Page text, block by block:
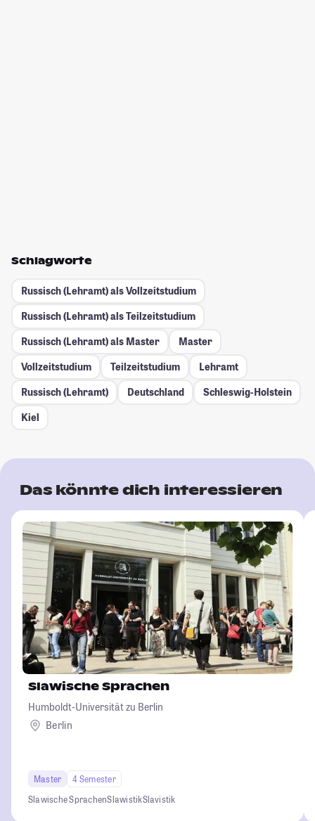
Schlagworte
Russisch (Lehramt) als Vollzeitstudium
Russisch (Lehramt) als Teilzeitstudium
Russisch (Lehramt) als Master
Master
Vollzeitstudium
Teilzeitstudium
Lehramt
Russisch (Lehramt)
Deutschland
Schleswig-Holstein
Kiel
Das könnte dich interessieren
Slawische Sprachen
Humboldt-Universität zu Berlin
Berlin
Master
4 Semester
Slawische SprachenSlawistikSlavistik